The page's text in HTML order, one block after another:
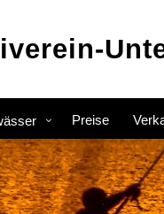
Preise